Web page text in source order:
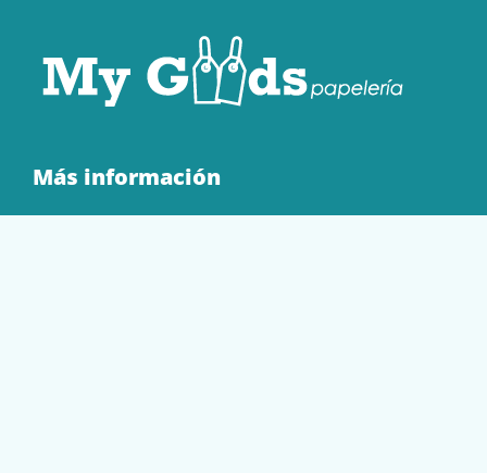
Más información